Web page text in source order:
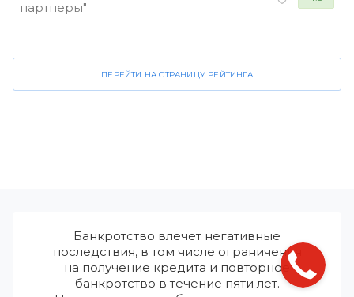
партнеры"
ПЕРЕЙТИ НА СТРАНИЦУ РЕЙТИНГА
Банкротство влечет негативные
последствия, в том числе ограничения
на получение кредита и повторное
банкротство в течение пяти лет.